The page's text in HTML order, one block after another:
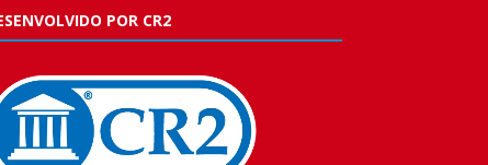
POR CR2